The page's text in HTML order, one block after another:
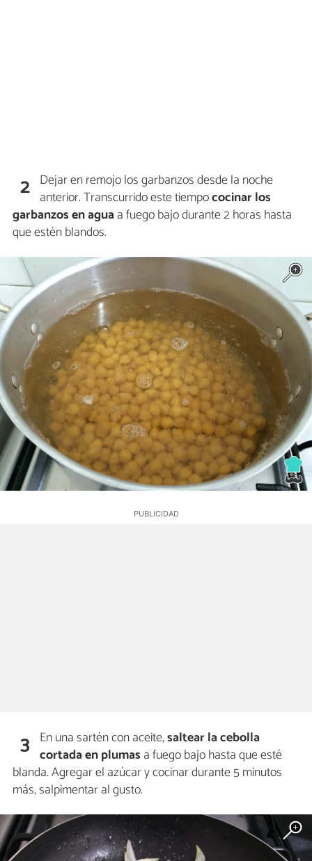
2 Dejar en remojo los garbanzos desde la noche
anterior. Transcurrido este tiempococinar los
garbanzos en aguaa fuego bajo durante 2 horas hasta
que estén blandos.
3 En una sartén con aceite,saltear la cebolla
cortada en plumas a fuego bajo hasta que esté
blanda. Agregar el azúcar y cocinar durante 5 minutos
más, salpimentar al gusto.